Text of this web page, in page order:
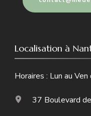
Localisation à
Horaires : Lun au
37 Boulevard